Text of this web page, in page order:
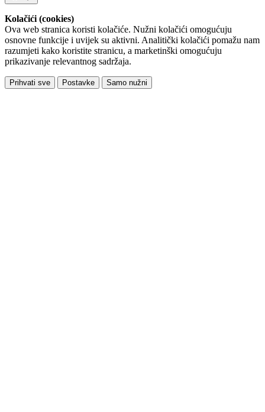
Kolačići (cookies)
Ova web stranica koristi kolačiće. Nužni kolačići omogućuju
osnovne funkcije i uvijek su aktivni. Analitički kolačići pomažu nam
razumjeti kako koristite stranicu, a marketinški omogućuju
prikazivanje relevantnog sadržaja.
Prihvati sve Postavke Samo nužni